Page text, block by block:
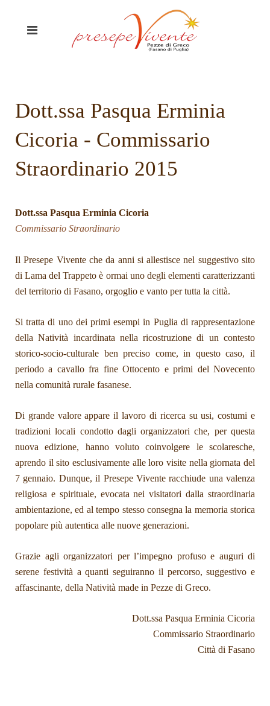
Dott.ssa Pasqua Erminia
Cicoria - Commissario
Straordinario 2015
Dott.ssa Pasqua Erminia Cicoria
Commissario Straordinario
Il Presepe Vivente che da anni si allestisce nel suggestivo sito
di Lama del Trappeto è ormai uno degli elementi caratterizzanti
del territorio di Fasano, orgoglio e vanto per tutta la città.
Si tratta di uno dei primi esempi in Puglia di rappresentazione
della Natività incardinata nella ricostruzione di un contesto
storico-socio-culturale ben preciso come, in questo caso, il
periodo a cavallo fra fine Ottocento e primi del Novecento
nella comunità rurale fasanese.
Di grande valore appare il lavoro di ricerca su usi, costumi e
tradizioni locali condotto dagli organizzatori che, per questa
nuova edizione, hanno voluto coinvolgere le scolaresche,
aprendo il sito esclusivamente alle loro visite nella giornata del
7 gennaio. Dunque, il Presepe Vivente racchiude una valenza
religiosa e spirituale, evocata nei visitatori dalla straordinaria
ambientazione, ed al tempo stesso consegna la memoria storica
popolare più autentica alle nuove generazioni.
Grazie agli organizzatori per l’impegno profuso e auguri di
serene festività a quanti seguiranno il percorso, suggestivo e
affascinante, della Natività made in Pezze di Greco.
Dott.ssa Pasqua Erminia Cicoria
Commissario Straordinario
Città di Fasano